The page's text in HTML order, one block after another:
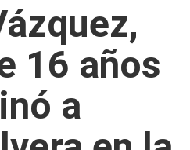
16 años
a